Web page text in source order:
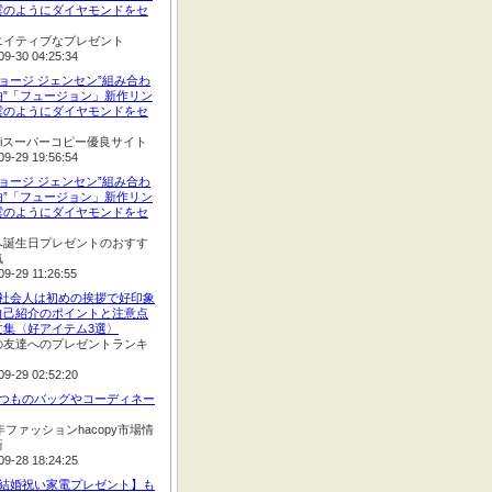
のようにダイヤモンドをセ
イティブなプレゼント
30 04:25:34
ージ ジェンセン”組み合わ
”「フュージョン」新作リン
のようにダイヤモンドをセ
ーパーコピー優良サイト
29 19:56:54
ージ ジェンセン”組み合わ
”「フュージョン」新作リン
のようにダイヤモンドをセ
誕生日プレゼントのおすす
29 11:26:55
会人は初めの挨拶で好印象
己紹介のポイントと注意点
〈好アイテム3選〉
友達へのプレゼントランキ
29 02:52:20
ものバッグやコーディネー
ファッションhacopy市場情
28 18:24:25
婚祝い家電プレゼント】も